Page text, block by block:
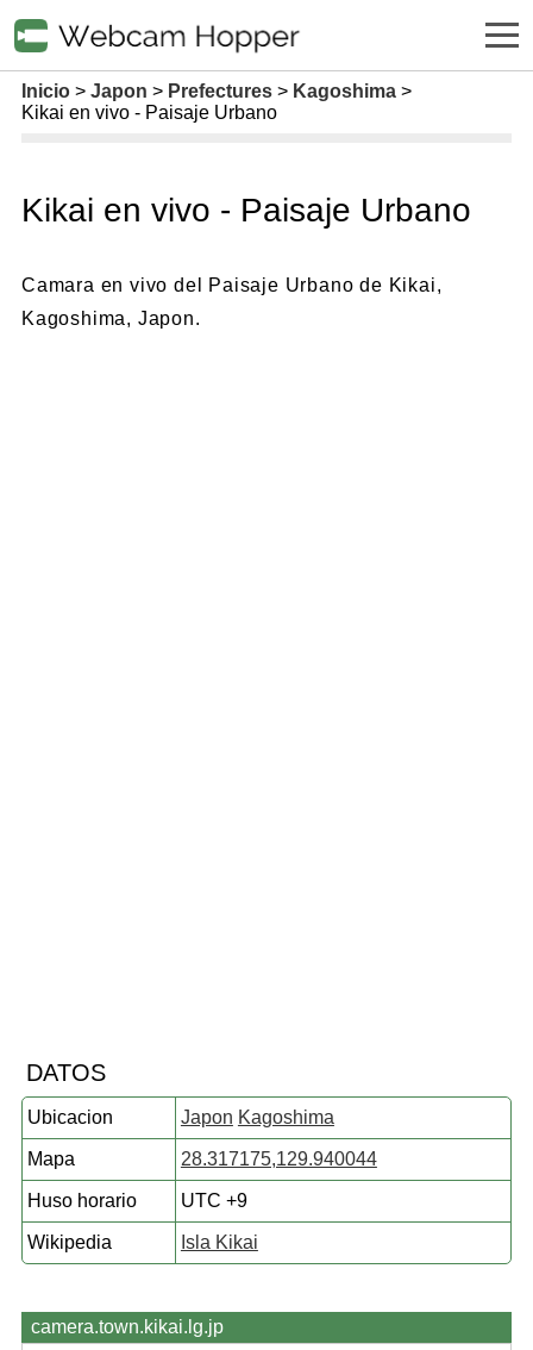
Inicio Japon Prefectures
Kagoshima
Kikai en vivo - Paisaje Urbano
Kikai en vivo - Paisaje Urbano
Camara en vivo del Paisaje Urbano de Kikai,
Kagoshima, Japon.
DATOS
Ubicacion Japon Kagoshima
Mapa 28.317175,129.940044
Huso horario UTC +9
Wikipedia Isla Kikai
camera.town.kikai.lg.jp